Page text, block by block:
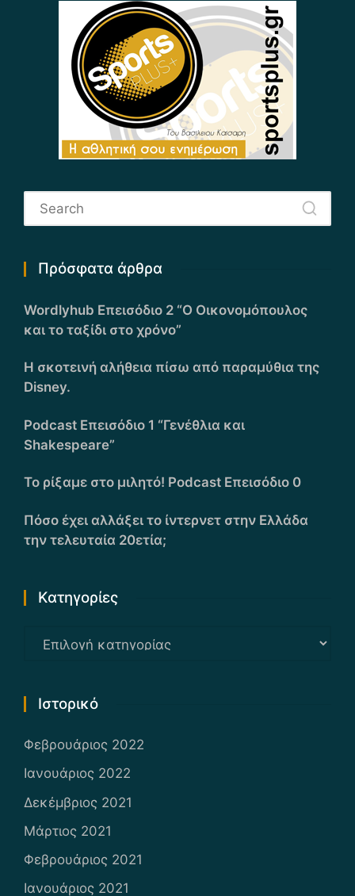
Πρόσφατα άρθρα
Wordlyhub Επεισόδιο 2 “Ο Οικονομόπουλος
και το ταξίδι στο χρόνο”
Η σκοτεινή αλήθεια πίσω από παραμύθια της
Disney.
Podcast Επεισόδιο 1 “Γενέθλια και
Shakespeare”
Το ρίξαμε στο μιλητό! Podcast Επεισόδιο 0
Πόσο έχει αλλάξει το ίντερνετ στην Ελλάδα
την τελευταία 20ετία;
Kατηγορίες
Kατηγορίες
Ιστορικό
Φεβρουάριος 2022
Ιανουάριος 2022
Δεκέμβριος 2021
Μάρτιος 2021
Φεβρουάριος 2021
Ιανουάριος 2021